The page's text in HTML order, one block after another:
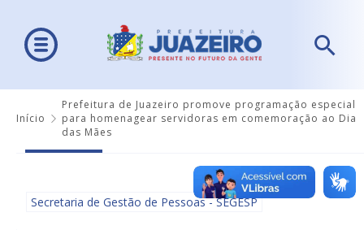
Início
Prefeitura de Juazeiro promove programação especial
para homenagear servidoras em comemoração ao Dia
das Mães
Secretaria de Gestão de Pessoas - SEGESP